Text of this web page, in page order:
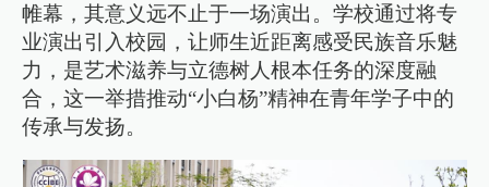
帷幕，其意义远不止于一场演出。学校通过将专
业演出引入校园，让师生近距离感受民族音乐魅
力，是艺术滋养与立德树人根本任务的深度融
合，这一举措推动“小白杨”精神在青年学子中的
传承与发扬。